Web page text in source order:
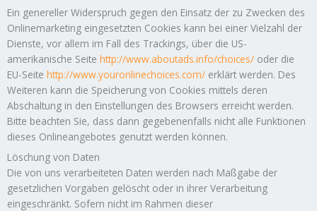
Ein genereller Widerspruch gegen den Einsatz der zu Zwecken des
Onlinemarketing eingesetzten Cookies kann bei einer Vielzahl der
Dienste, vor allem im Fall des Trackings, über die US-
amerikanische Seite http://www.aboutads.info/choices/ oder die
EU-Seite http://www.youronlinechoices.com/ erklärt werden. Des
Weiteren kann die Speicherung von Cookies mittels deren
Abschaltung in den Einstellungen des Browsers erreicht werden.
Bitte beachten Sie, dass dann gegebenenfalls nicht alle Funktionen
dieses Onlineangebotes genutzt werden können.
Löschung von Daten
Die von uns verarbeiteten Daten werden nach Maßgabe der
gesetzlichen Vorgaben gelöscht oder in ihrer Verarbeitung
eingeschränkt. Sofern nicht im Rahmen dieser